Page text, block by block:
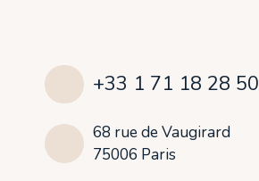
+33 1 71 18 28 50
68 rue de Vaugirard
75006 Paris